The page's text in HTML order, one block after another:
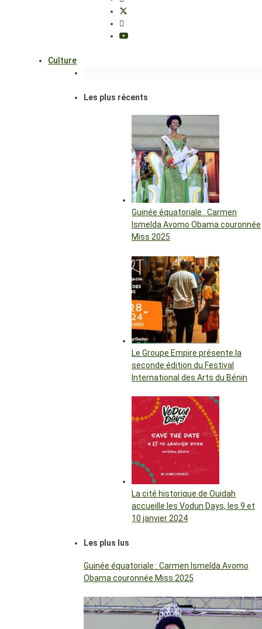
Culture
Les plus récents
Guinée équatoriale : Carmen
Ismelda Avomo Obama couronnée
Miss 2025
Le Groupe Empire présente la
seconde édition du Festival
International des Arts du Bénin
La cité historique de Ouidah
accueille les Vodun Days, les 9 et
10 janvier 2024
Les plus lus
Guinée équatoriale : Carmen Ismelda Avomo
Obama couronnée Miss 2025